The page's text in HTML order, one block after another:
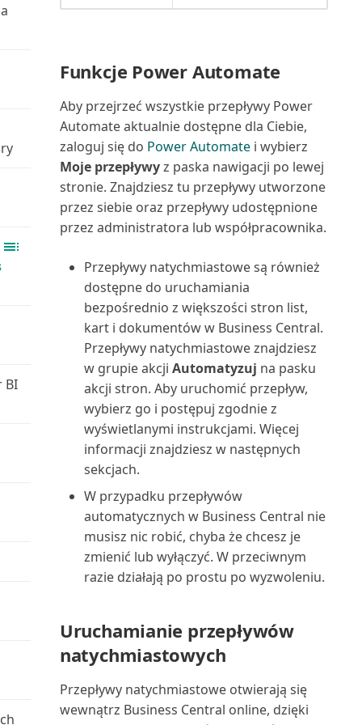
usuwanie dokumentów...
Zarządzanie synchronizacją
danych głównych
Zarządzanie szyfrowaniem
danych | Microsoft Docs
Zarządzanie ustawieniami i
preferencjami użytko...
Zarządzanie użytkownikami i
Łączenie z Microsoft Dataverse
Środowiska piaskownicy
Opóźnione płatności
Plan kont zrównoważonego
Planowanie zadań korygowania
i uzgadniania kosz...
Polecenie zapłaty SEPA w
Business Central
Praca z okresami
obrachunkowymi i latami
obrach...
Praca z okresami zapasów
Praca z przeglądami
finansowymi w programie Exc...
Praca z przychodami cyklicznymi
Praca z raportowaniem Intrastat
Praca z wymiarami w celu
śledzenia i analizowan...
pieniężnych
Przeglądanie kont księgi
BI
Sortowanie, wyszukiwanie i
filtrowanie danych n...
Tworzenie serii numeracji
Tworzenie użytkowników
Tworzenie zakładki do strony
lub raportu w cent...
Udostępnianie i eksportowanie
raportów za pomoc...
Uruchamianie i drukowanie
raportów w Business C...
Uruchamianie zadań
Ustawianie układu raportu
Uzgadnianie płatności z
rozszerzeniem Envestnet...
Używanie Business Central z
Outlookiem
Używanie kluczy alokacji w
dziennikach głównych
poziom) (raport)
Montaż na zamówienie:
Sprzedaż: informacje (r...
Nabywca: Lista 10
najważniejszych Excel (rapor...
Nabywca: podsumowanie
Nabywca: Saldo do dnia (raport)
Nabywca: szczegóły zamówienia
(raport)
Nabywca: uproszczone
wiekowanie podsumowania (...
Nabywca: lista 10 najlepszych
(raport)
Nabywca: lista sprzedaży
Nabywca: potwierdzenie
Nabywca: szczegółowy bilans
próbny (raport)
Nabywca: zestawienie obrotów i
sald (raport)
Funkcje Power Automate
Aby przejrzeć wszystkie przepływy Power
Automate aktualnie dostępne dla Ciebie,
zaloguj się do Power Automatei wybierz
Moje przepływyz paska nawigacji po lewej
stronie. Znajdziesz tu przepływy utworzone
przez siebie oraz przepływy udostępnione
przez administratora lub współpracownika.
Przepływy natychmiastowe są również
dostępne do uruchamiania
bezpośrednio z większości stron list,
kart i dokumentów w Business Central.
Przepływy natychmiastowe znajdziesz
w grupie akcji Automatyzuj na pasku
akcji stron. Aby uruchomić przepływ,
wybierz go i postępuj zgodnie z
wyświetlanymi instrukcjami. Więcej
informacji znajdziesz w następnych
sekcjach.
W przypadku przepływów
automatycznych w Business Central nie
musisz nic robić, chyba że chcesz je
zmienić lub wyłączyć. W przeciwnym
razie działają po prostu po wyzwoleniu.
Uruchamianie przepływów
natychmiastowych
Przepływy natychmiastowe otwierają się
wewnątrz Business Central online, dzięki